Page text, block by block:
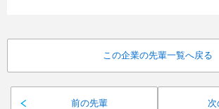
前の先輩
この企業の先輩一覧へ戻る
次